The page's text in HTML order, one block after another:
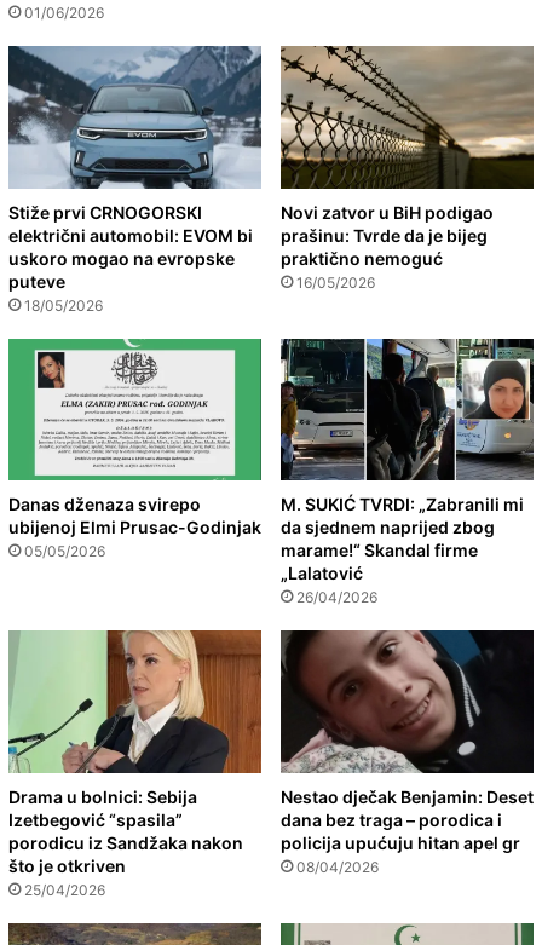
01/06/2026
Stiže prvi CRNOGORSKI
električni automobil: EVOM bi
uskoro mogao na evropske
puteve
18/05/2026
Novi zatvor u BiH podigao
prašinu: Tvrde da je bijeg
praktično nemoguć
16/05/2026
Danas dženaza svirepo
ubijenoj Elmi Prusac-Godinjak
05/05/2026
M. SUKIĆ TVRDI: „Zabranili mi
da sjednem naprijed zbog
marame!“ Skandal firme
„Lalatović
26/04/2026
Drama u bolnici: Sebija
Izetbegović “spasila”
porodicu iz Sandžaka nakon
što je otkriven
25/04/2026
Nestao dječak Benjamin: Deset
dana bez traga – porodica i
policija upućuju hitan apel gr
08/04/2026